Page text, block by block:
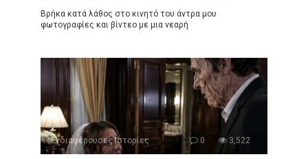
Βρήκα κατά λάθος στο κινητό του άντρα μου
φωτογραφίες και βίντεο με μια νεαρή
Ενδιαφέρουσες Ιστορίες 0 3,522